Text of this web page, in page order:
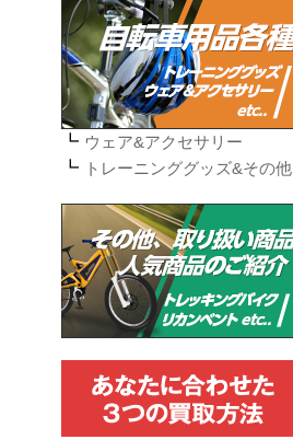
ウェア&アクセサリー
トレーニンググッズ&その他